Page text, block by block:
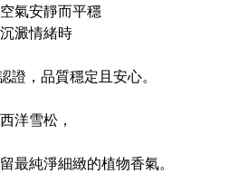
氣安靜而平穩
澱情緒時
證，品質穩定且安心。
洋雪松，
最純淨細緻的植物香氣。